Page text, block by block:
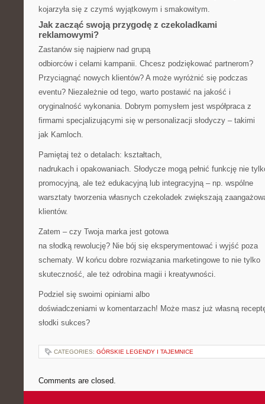
kojarzyła się z czymś wyjątkowym i smakowitym.
Jak zacząć swoją przygodę z czekoladkami
reklamowymi?
Zastanów się najpierw nad grupą
odbiorców i celami kampanii. Chcesz podziękować partnerom?
Przyciągnąć nowych klientów? A może wyróżnić się podczas
eventu? Niezależnie od tego, warto postawić na jakość i
oryginalność wykonania. Dobrym pomysłem jest współpraca z
firmami specjalizującymi się w personalizacji słodyczy – takimi
jak Kamloch.
Pamiętaj też o detalach: kształtach,
nadrukach i opakowaniach. Słodycze mogą pełnić funkcję nie
promocyjną, ale też edukacyjną lub integracyjną – np. wspólne
warsztaty tworzenia własnych czekoladek zwiększają
klientów.
Zatem – czy Twoja marka jest gotowa
na słodką rewolucję? Nie bój się eksperymentować i wyjść poza
schematy. W końcu dobre rozwiązania marketingowe to nie tylko
skuteczność, ale też odrobina magii i kreatywności.
Podziel się swoimi opiniami albo
doświadczeniami w komentarzach! Może masz już własną
słodki sukces?
CATEGORIES: GÓRSKIE LEGENDY I TAJEMNICE
Comments are closed.